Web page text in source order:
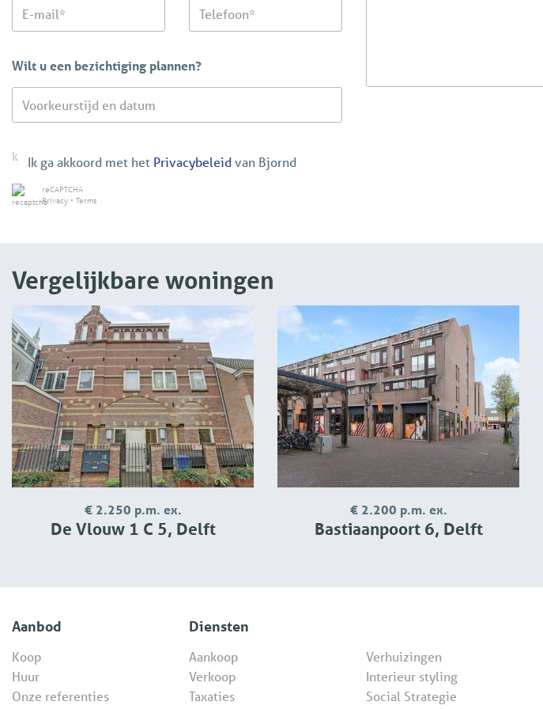
Wilt u een bezichtiging plannen?
Ik ga akkoord met het Privacybeleidvan Bjornd
reCAPTCHA
Privacy • Terms
Vergelijkbare woningen
€ 2.250 p.m. ex.
De Vlouw 1 C 5, Delft
€ 2.200 p.m. ex.
Bastiaanpoort 6, Delft
Aanbod
Koop
Huur
Onze referenties
Diensten
Aankoop
Verkoop
Taxaties
Verhuizingen
Interieur styling
Social Strategie